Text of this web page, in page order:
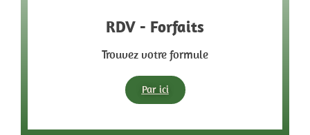
RDV - Forfaits
Trouvez votre formule
Par ici